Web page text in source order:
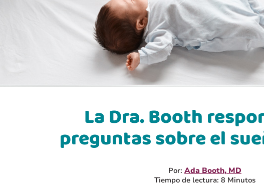
La Dra. Booth
preguntas sobre el
Por: Ada Booth, MD
Tiempo de lectura: 8 Minutos